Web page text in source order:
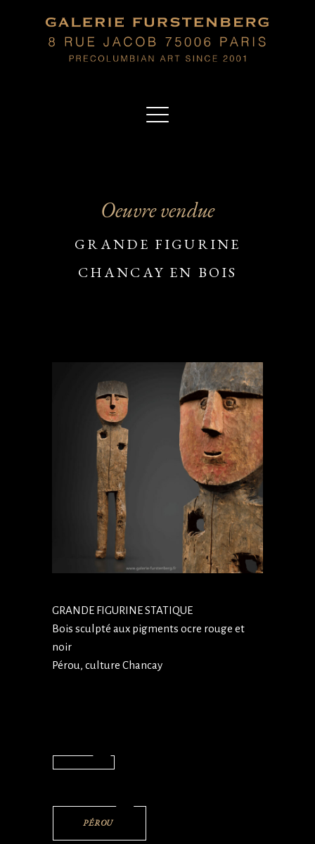
Oeuvre vendue
GRANDE FIGURINE
CHANCAY EN BOIS
GRANDE FIGURINE STATIQUE
Bois sculpté aux pigments ocre rouge et
noir
Pérou, culture Chancay
PÉROU